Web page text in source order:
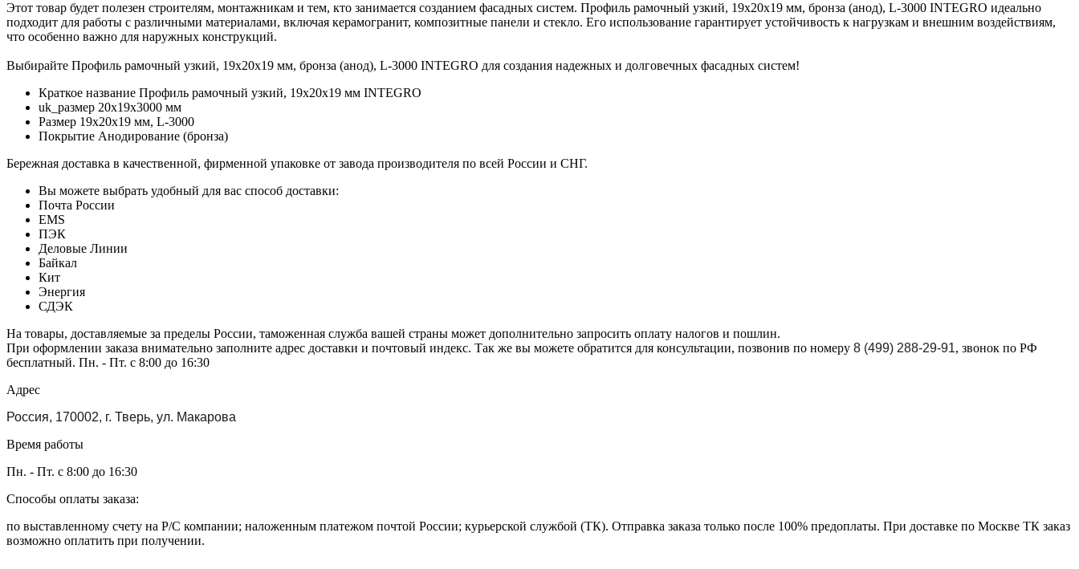
Этот товар будет полезен строителям, монтажникам и тем, кто занимается созданием фасадных систем. Профиль рамочный узкий, 19х20х19 мм, бронза (анод), L-3000 INTEGRO идеально
подходит для работы с различными материалами, включая керамогранит, композитные панели и стекло. Его использование гарантирует устойчивость к нагрузкам и внешним воздействиям,
что особенно важно для наружных конструкций.
Выбирайте Профиль рамочный узкий, 19х20х19 мм, бронза (анод), L-3000 INTEGRO для создания надежных и долговечных фасадных систем!
Краткое название Профиль рамочный узкий, 19х20х19 мм INTEGRO
uk_размер 20х19х3000 мм
Размер 19х20х19 мм, L-3000
Покрытие Анодирование (бронза)
Бережная доставка в качественной, фирменной упаковке от завода производителя по всей России и СНГ.
Вы можете выбрать удобный для вас способ доставки:
Почта России
EMS
ПЭК
Деловые Линии
Байкал
Кит
Энергия
СДЭК
На товары, доставляемые за пределы России, таможенная служба вашей страны может дополнительно запросить оплату налогов и пошлин.
При оформлении заказа внимательно заполните адрес доставки и почтовый индекс. Так же вы можете обратится для консультации, позвонив по номеру 8 (499) 288-29-91, звонок по РФ
бесплатный. Пн. - Пт. с 8:00 до 16:30
Адрес
Россия, 170002, г. Тверь, ул. Макарова
Время работы
Пн. - Пт. с 8:00 до 16:30
Способы оплаты заказа:
по выставленному счету на Р/С компании; наложенным платежом почтой России; курьерской службой (ТК). Отправка заказа только после 100% предоплаты. При доставке по Москве ТК заказ
возможно оплатить при получении.